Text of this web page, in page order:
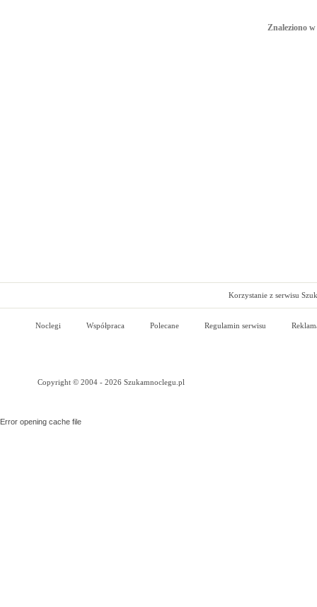
Znaleziono
Korzystanie z serwisu
Noclegi Współpraca Polecane Regulamin serwisu
Copyright © 2004 - 2026 Szukamnoclegu.pl
Error opening cache file